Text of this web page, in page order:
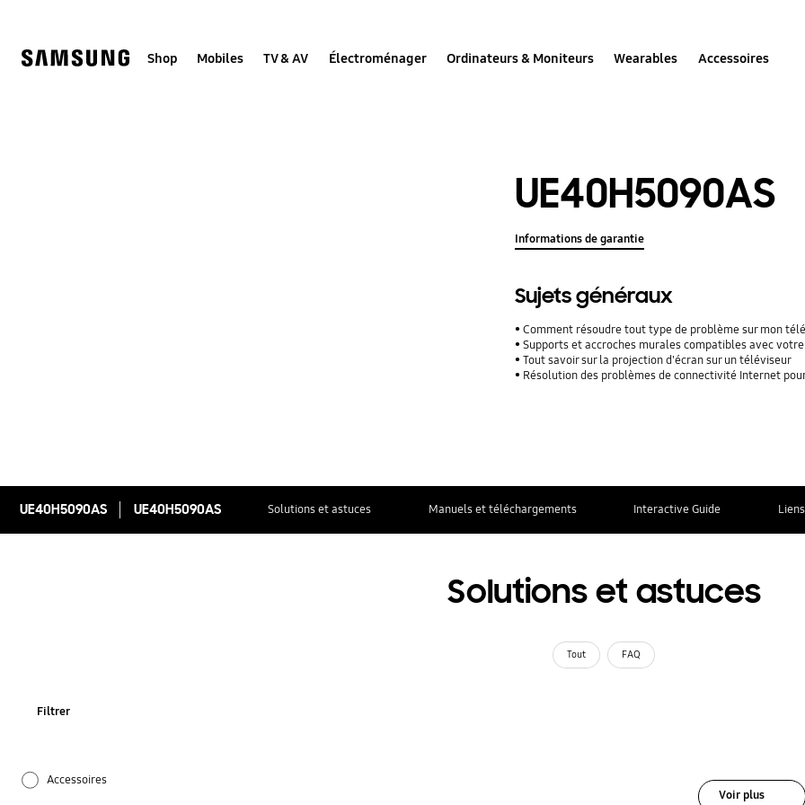
help
Shop Mobiles TV & AV Électroménager Ordinateurs & Moniteurs Wearables Accessoires
UE40H5090AS
Informations de garantie
Sujets généraux
Comment résoudre tout type de problème sur mon
Supports et accroches murales compatibles avec
Tout savoir sur la projection d'écran sur un téléviseur
Résolution des problèmes de connectivité Internet
UE40H5090AS UE40H5090AS Solutions et astuces Manuels et téléchargements Interactive Guide
Solutions et astuces
Tout FAQ
Filtrer
Accessoires
Voir plus